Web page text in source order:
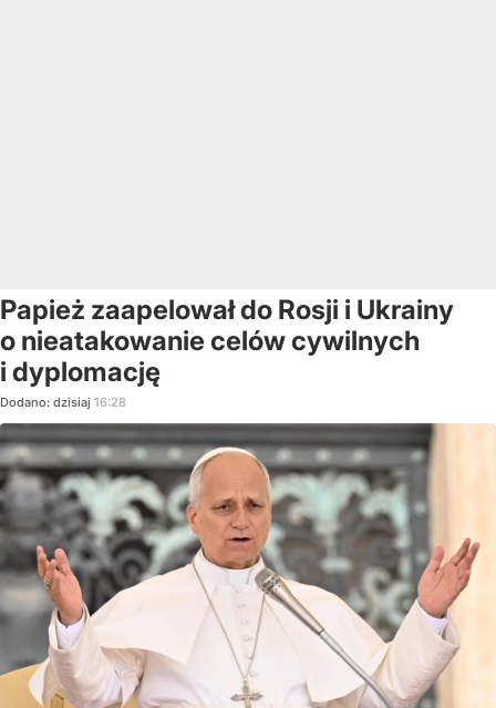
Papież zaapelował do Rosji i Ukrainy
o nieatakowanie celów cywilnych
i dyplomację
Dodano: dzisiaj 16:28